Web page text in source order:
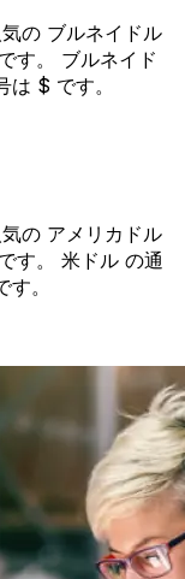
の ブルネイドル
す。 ブルネイド
$ です。
の アメリカドル
す。 米ドル の通
。